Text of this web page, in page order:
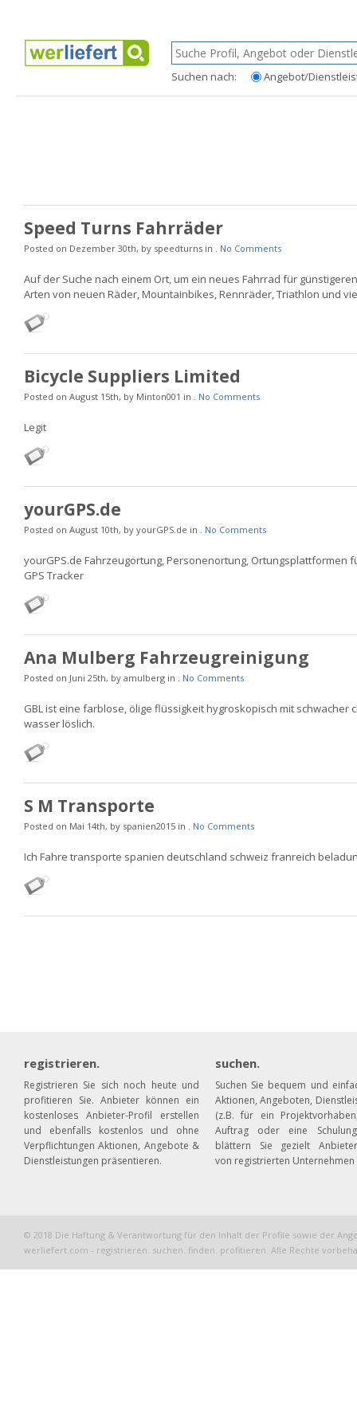
Suchen nach: Angebot/
Speed Turns Fahrräder
Posted on Dezember 30th, by speedturns in . No Comments
Auf der Suche nach einem Ort, um ein neues Fahrrad für
Arten von neuen Räder, Mountainbikes, Rennräder, Triathlon und
Bicycle Suppliers Limited
Posted on August 15th, by Minton001 in . No Comments
Legit
yourGPS.de
Posted on August 10th, by yourGPS.de in . No Comments
yourGPS.de Fahrzeugortung, Personenortung, Ortungsplattformen
GPS Tracker
Ana Mulberg Fahrzeugreinigung
Posted on Juni 25th, by amulberg in . No Comments
GBL ist eine farblose, ölige flüssigkeit hygroskopisch mit schwacher
wasser löslich.
S M Transporte
Posted on Mai 14th, by spanien2015 in . No Comments
Ich Fahre transporte spanien deutschland schweiz franreich
registrieren.
Registrieren Sie sich noch heute und
profitieren Sie. Anbieter können ein
kostenloses Anbieter-Profil erstellen
und ebenfalls kostenlos und ohne
Verpflichtungen Aktionen, Angebote &
Dienstleistungen präsentieren.
suchen.
Suchen Sie bequem und
Aktionen, Angeboten,
(z.B. für ein
Auftrag oder eine
blättern Sie gezielt
von registrierten Unternehmen
© 2018 Die Haftung & Verantwortung für den Inhalt der Profile sowie der
werliefert.com - registrieren. suchen. finden. profitieren. Alle Rechte